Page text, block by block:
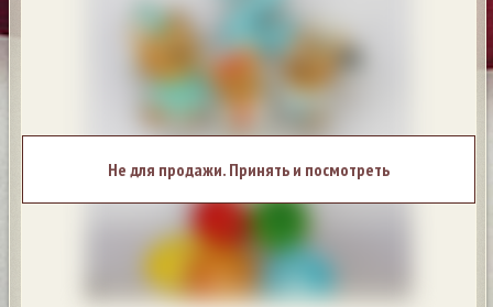
Не для продажи. Принять и посмотреть